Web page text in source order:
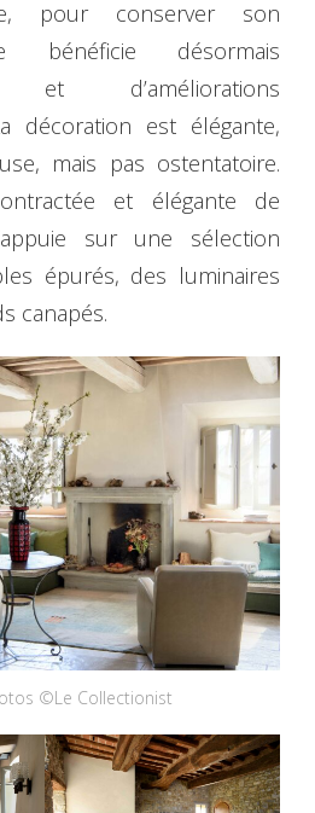
pour conserver son
bénéficie désormais
et d’améliorations
décoration est élégante,
mais pas ostentatoire.
et élégante de
sur une sélection
épurés, des luminaires
canapés.
©Le Collectionist